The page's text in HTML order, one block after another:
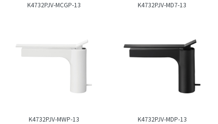
K4732PJV-MCGP-13 K4732PJV-MD7-13
K4732PJV-MWP-13 K4732PJV-MDP-13